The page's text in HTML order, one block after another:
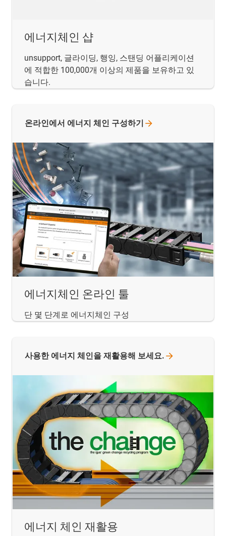
에너지체인 샵
unsupport, 글라이딩, 행잉, 스탠딩 어플리케이션
에 적합한 100,000개 이상의 제품을 보유하고 있
습니다.
에너지체인 온라인 툴
단 몇 단계로 에너지체인 구성
온라인에서 에너지 체인 구성하기
에너지 체인 재활용
사용한 에너지 체인을 재활용해 보세요.